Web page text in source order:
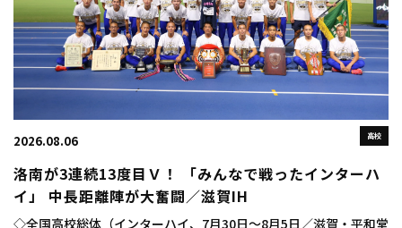
高校
2026.08.06
洛南が3連続13度目Ｖ！ 「みんなで戦ったインターハ
イ」 中長距離陣が大奮闘／滋賀IH
◇全国高校総体（インターハイ、7月30日～8月5日／滋賀・平和堂